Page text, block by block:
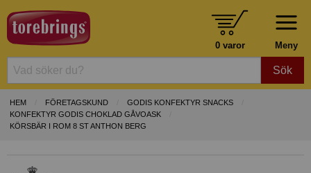
Meny
0 varor
Sök
HEM FÖRETAGSKUND
GODIS KONFEKTYR SNACKS
KONFEKTYR GODIS CHOKLAD GÅVOASK
KÖRSBÄR I ROM 8 ST ANTHON BERG